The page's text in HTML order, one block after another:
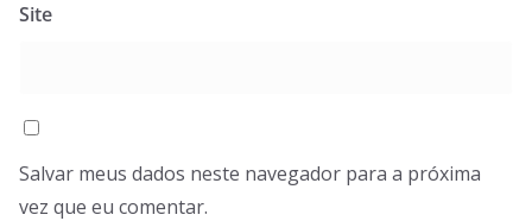
Site
Salvar meus dados neste navegador para a próxima
vez que eu comentar.